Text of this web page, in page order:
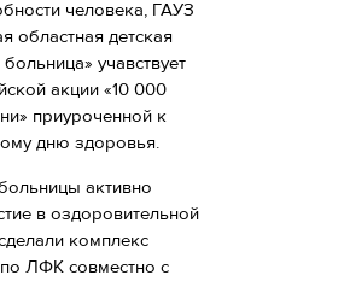
человека, ГАУЗ
областная детская
учавствует
акции «10 000
приуроченной к
дню здоровья.
активно
в оздоровительной
комплекс
ЛФК совместно с